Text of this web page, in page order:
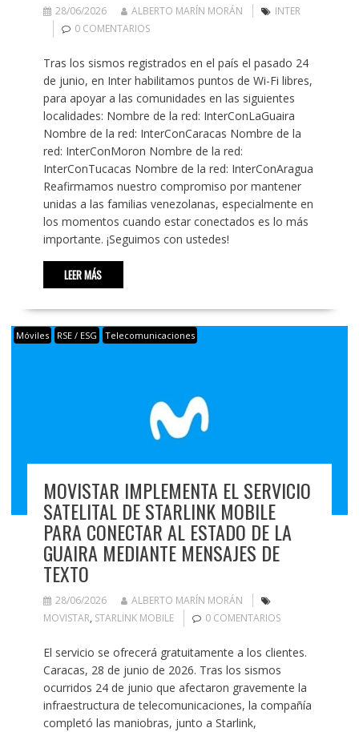
28/06/2026 ALBERTO MARÍN MORÁN
INTER
0 COMENTARIOS
Tras los sismos registrados en el país el pasado 24
de junio, en Inter habilitamos puntos de Wi-Fi libres,
para apoyar a las comunidades en las siguientes
localidades: Nombre de la red: InterConLaGuaira
Nombre de la red: InterConCaracas Nombre de la
red: InterConMoron Nombre de la red:
InterConTucacas Nombre de la red: InterConAragua
Reafirmamos nuestro compromiso por mantener
unidas a las familias venezolanas, especialmente en
los momentos cuando estar conectados es lo más
importante. ¡Seguimos con ustedes!
LEER MÁS
Móviles RSE / ESG Telecomunicaciones
MOVISTAR IMPLEMENTA EL SERVICIO
SATELITAL DE STARLINK MOBILE
PARA CONECTAR AL ESTADO DE LA
GUAIRA MEDIANTE MENSAJES DE
TEXTO
28/06/2026
ALBERTO MARÍN MORÁN
MOVISTAR, STARLINK MOBILE 0 COMENTARIOS
El servicio se ofrecerá gratuitamente a los clientes.
Caracas, 28 de junio de 2026. Tras los sismos
ocurridos 24 de junio que afectaron gravemente la
infraestructura de telecomunicaciones, la compañía
completó las maniobras, junto a Starlink,